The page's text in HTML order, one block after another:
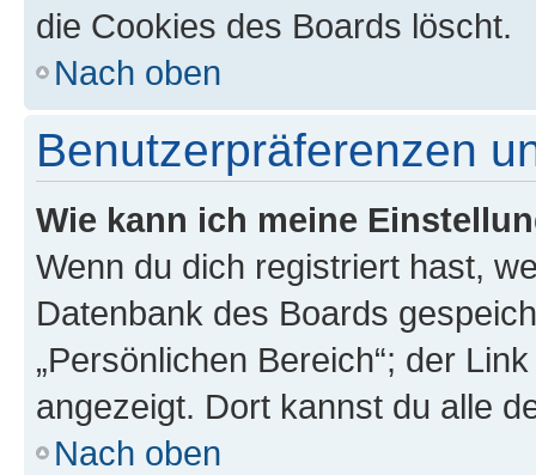
die Cookies des Boards löscht.
Nach oben
Benutzerpräferenzen
Wie kann ich meine
Wenn du dich registriert hast,
Datenbank des Boards
„Persönlichen Bereich“; der
angezeigt. Dort kannst du alle
Nach oben